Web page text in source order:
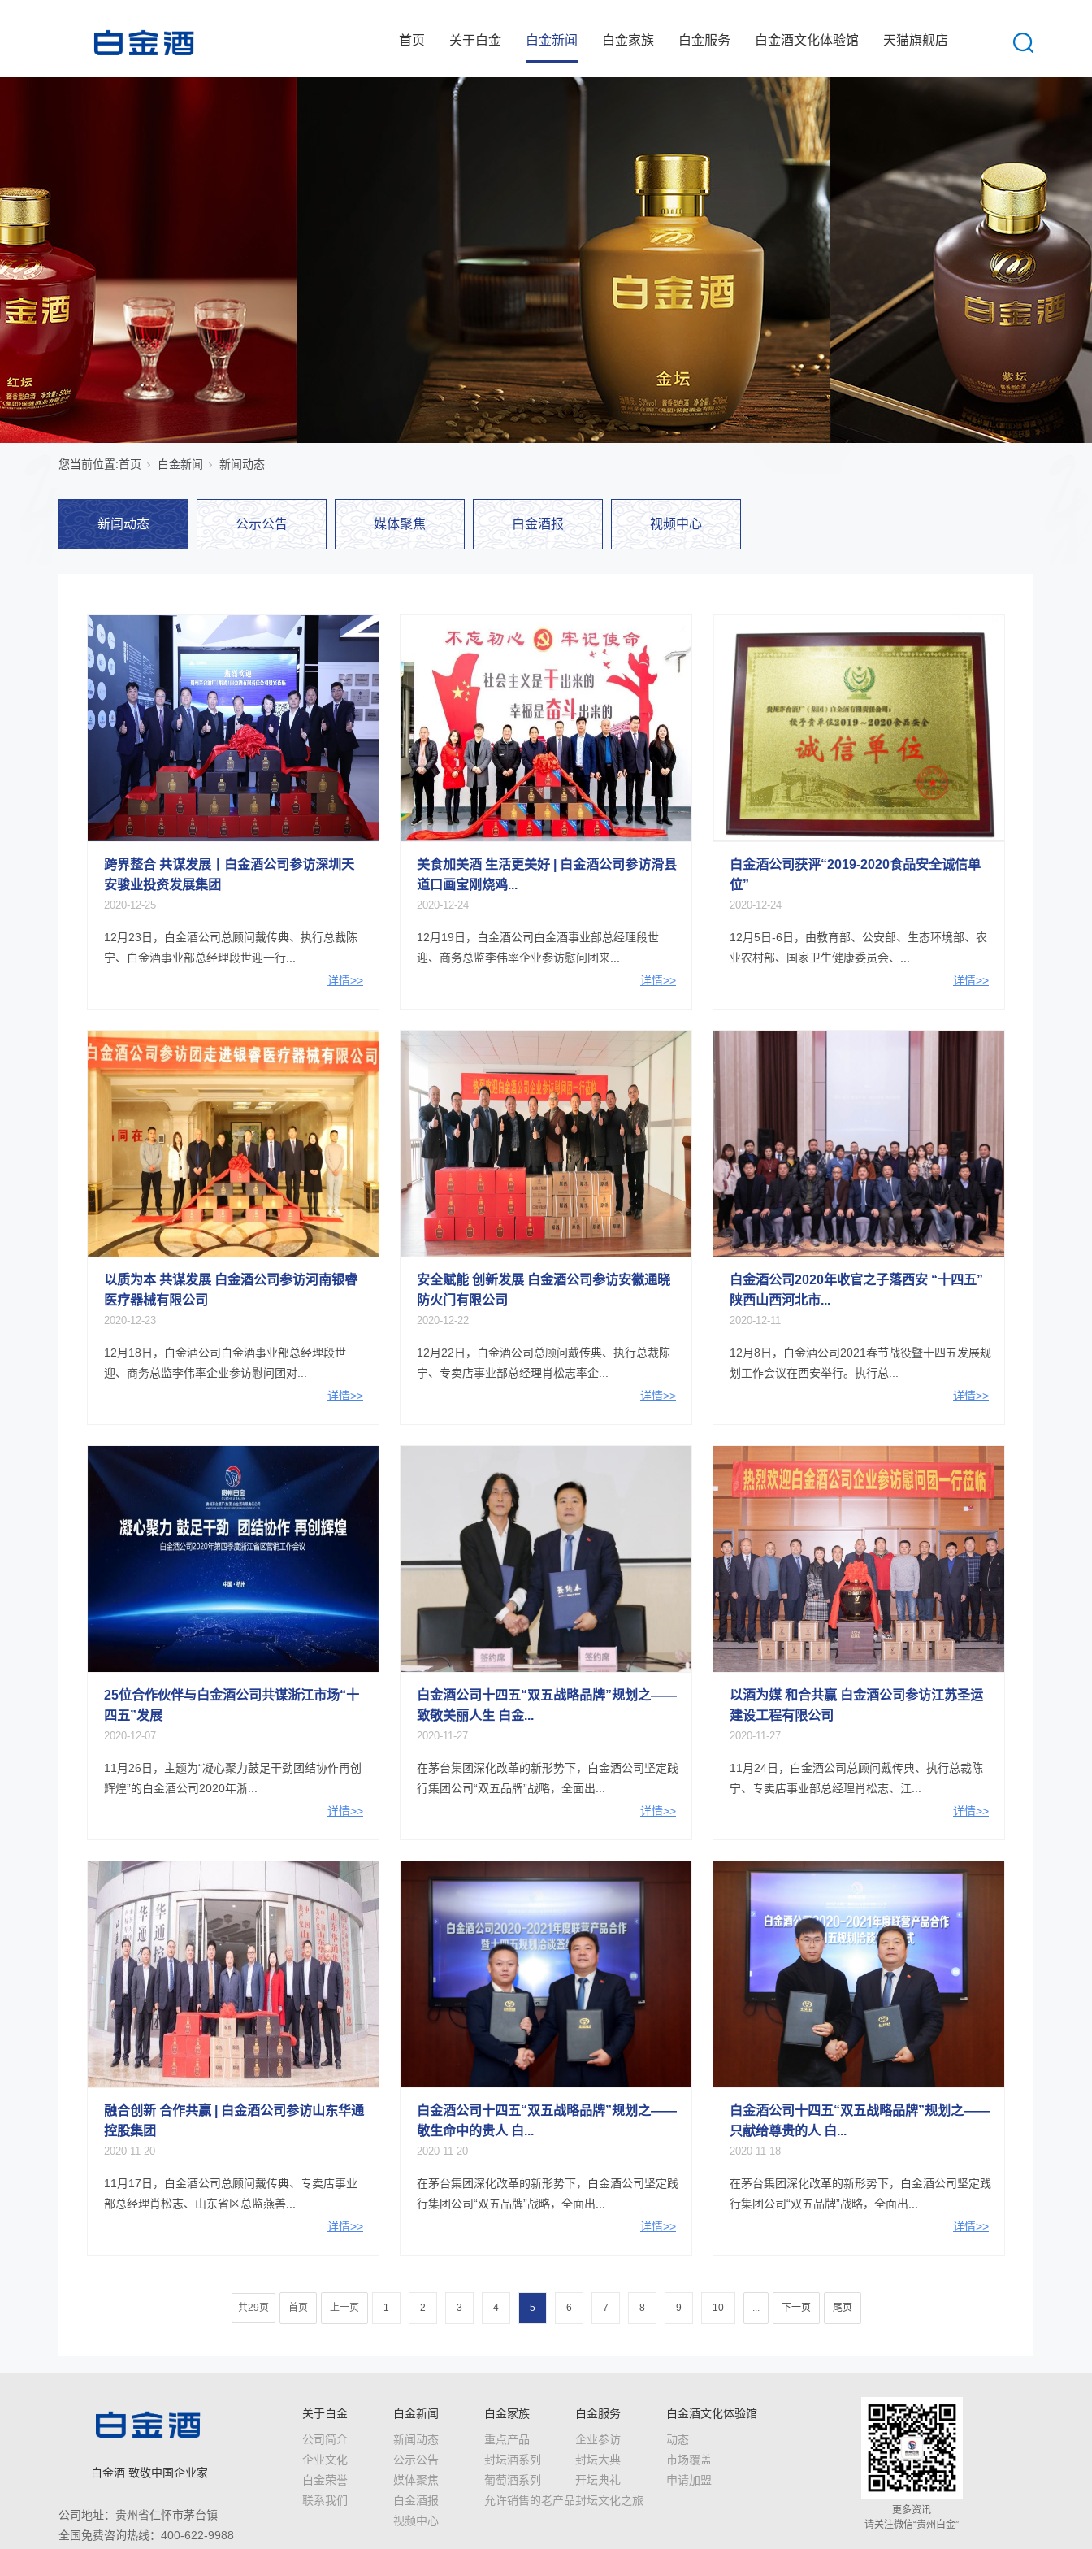
首页 关于白金 白金新闻 白金家族 白金服务 白金酒文化体验馆 天猫旗舰店
您当前位置:首页 白金新闻 新闻动态
新闻动态 公示公告 媒体聚焦 白金酒报 视频中心
跨界整合 共谋发展丨白金酒公司参访深圳天
安骏业投资发展集团
2020-12-25
12月23日，白金酒公司总顾问戴传典、执行总裁陈
宁、白金酒事业部总经理段世迎一行...
详情>>
美食加美酒 生活更美好 | 白金酒公司参访滑县
道口画宝刚烧鸡...
2020-12-24
12月19日，白金酒公司白金酒事业部总经理段世
迎、商务总监李伟率企业参访慰问团来...
详情>>
白金酒公司获评“2019-2020食品安全诚信单
位”
2020-12-24
12月5日-6日，由教育部、公安部、生态环境部、农
业农村部、国家卫生健康委员会、...
详情>>
以质为本 共谋发展 白金酒公司参访河南银睿
医疗器械有限公司
2020-12-23
12月18日，白金酒公司白金酒事业部总经理段世
迎、商务总监李伟率企业参访慰问团对...
详情>>
安全赋能 创新发展 白金酒公司参访安徽通晓
防火门有限公司
2020-12-22
12月22日，白金酒公司总顾问戴传典、执行总裁陈
宁、专卖店事业部总经理肖松志率企...
详情>>
白金酒公司2020年收官之子落西安 “十四五”
陕西山西河北市...
2020-12-11
12月8日，白金酒公司2021春节战役暨十四五发展规
划工作会议在西安举行。执行总...
详情>>
25位合作伙伴与白金酒公司共谋浙江市场“十
四五”发展
2020-12-07
11月26日，主题为“凝心聚力鼓足干劲团结协作再创
辉煌”的白金酒公司2020年浙...
详情>>
白金酒公司十四五“双五战略品牌”规划之——
致敬美丽人生 白金...
2020-11-27
在茅台集团深化改革的新形势下，白金酒公司坚定践
行集团公司“双五品牌”战略，全面出...
详情>>
以酒为媒 和合共赢 白金酒公司参访江苏圣运
建设工程有限公司
2020-11-27
11月24日，白金酒公司总顾问戴传典、执行总裁陈
宁、专卖店事业部总经理肖松志、江...
详情>>
融合创新 合作共赢 | 白金酒公司参访山东华通
控股集团
2020-11-20
11月17日，白金酒公司总顾问戴传典、专卖店事业
部总经理肖松志、山东省区总监燕善...
详情>>
白金酒公司十四五“双五战略品牌”规划之——
敬生命中的贵人 白...
2020-11-20
在茅台集团深化改革的新形势下，白金酒公司坚定践
行集团公司“双五品牌”战略，全面出...
详情>>
白金酒公司十四五“双五战略品牌”规划之——
只献给尊贵的人 白...
2020-11-18
在茅台集团深化改革的新形势下，白金酒公司坚定践
行集团公司“双五品牌”战略，全面出...
详情>>
共29页 首页 上一页 1 2 3 4 5 6 7 8 9 10 ... 下一页 尾页
白金酒 致敬中国企业家
公司地址：贵州省仁怀市茅台镇
全国免费咨询热线：400-622-9988
关于白金
公司简介
企业文化
白金荣誉
联系我们
白金新闻
新闻动态
公示公告
媒体聚焦
白金酒报
视频中心
白金家族
重点产品
封坛酒系列
葡萄酒系列
允许销售的老产品
白金服务
企业参访
封坛大典
开坛典礼
封坛文化之旅
白金酒文化体验馆
动态
市场覆盖
申请加盟
更多资讯
请关注微信“贵州白金”